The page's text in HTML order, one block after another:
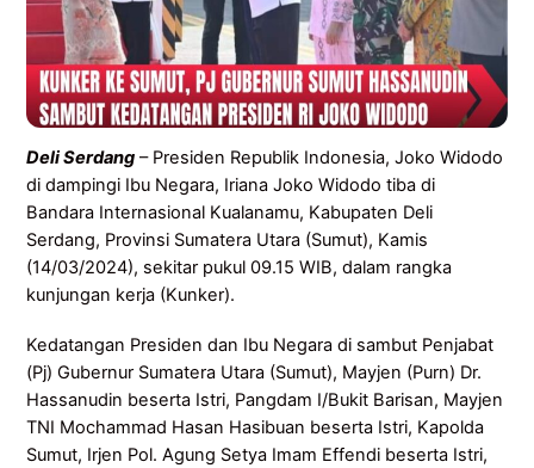
DeliSerdang – Presiden Republik Indonesia, Joko Widodo
di dampingi Ibu Negara, Iriana Joko Widodo tiba di
Bandara Internasional Kualanamu, Kabupaten Deli
Serdang, Provinsi Sumatera Utara (Sumut), Kamis
(14/03/2024), sekitar pukul 09.15 WIB, dalam rangka
kunjungan kerja (Kunker).
Kedatangan Presiden dan Ibu Negara di sambut Penjabat
(Pj) Gubernur Sumatera Utara (Sumut), Mayjen (Purn) Dr.
Hassanudin beserta Istri, Pangdam I/Bukit Barisan, Mayjen
TNI Mochammad Hasan Hasibuan beserta Istri, Kapolda
Sumut, Irjen Pol. Agung Setya Imam Effendi beserta Istri,